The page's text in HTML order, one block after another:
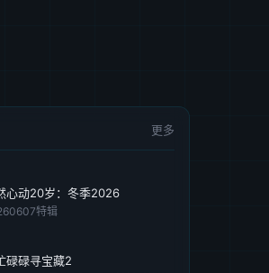
更多
心动20岁：冬季2026
特辑
碌碌寻宝藏2